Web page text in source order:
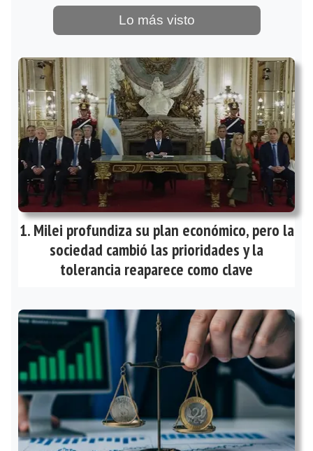
Lo más visto
Milei profundiza su plan económico, pero la
sociedad cambió las prioridades y la
tolerancia reaparece como clave